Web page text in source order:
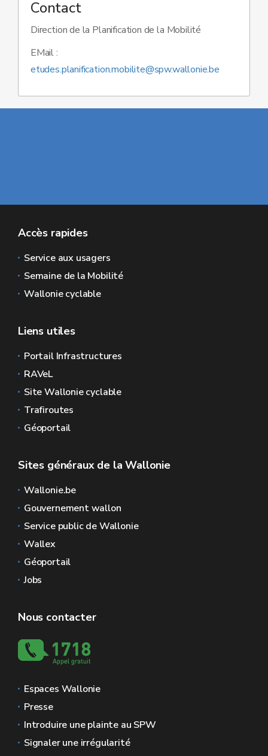
Contact
Direction de la Planification de la Mobilité
EMail :
etudes.planification.mobilite@spw.wallonie.be
Accès rapides
Service aux usagers
Semaine de la Mobilité
Wallonie cyclable
Liens utiles
Portail Infrastructures
RAVeL
Site Wallonie cyclable
Trafiroutes
Géoportail
Sites généraux de la Wallonie
Wallonie.be
Gouvernement wallon
Service public de Wallonie
Wallex
Géoportail
Jobs
Nous contacter
Espaces Wallonie
Presse
Introduire une plainte au SPW
Signaler une irrégularité